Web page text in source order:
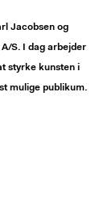
Jacobsen og
S. I dag arbejder
styrke kunsten i
mulige publikum.